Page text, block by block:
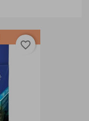
favorite_border